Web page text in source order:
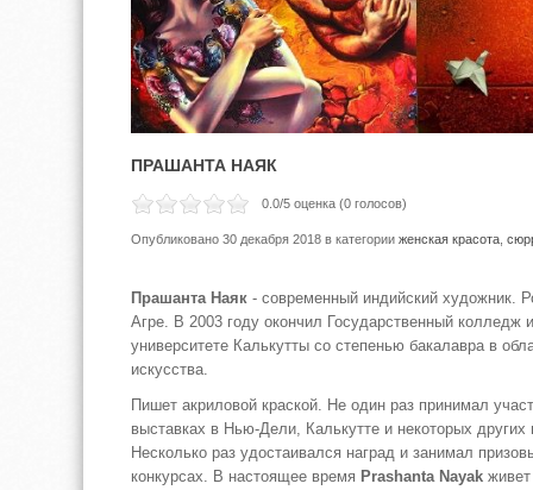
ПРАШАНТА НАЯК
0.0/5 оценка (0 голосов)
Опубликовано 30 декабря 2018 в категории женская красота
Прашанта Наяк - современный индийский художник.
Агре. В 2003 году окончил Государственный колледж
университете Калькутты со степенью бакалавра в
искусства.
Пишет акриловой краской. Не один раз принимал
выставках в Нью-Дели, Калькутте и некоторых других
Несколько раз удостаивался наград и занимал
конкурсах. В настоящее время Prashanta Nayak